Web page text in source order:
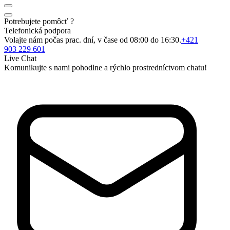
Potrebujete pomôcť ?
Telefonická podpora
Volajte nám počas prac. dní, v čase od 08:00 do 16:30.+421
903 229 601
Live Chat
Komunikujte s nami pohodlne a rýchlo prostredníctvom chatu!